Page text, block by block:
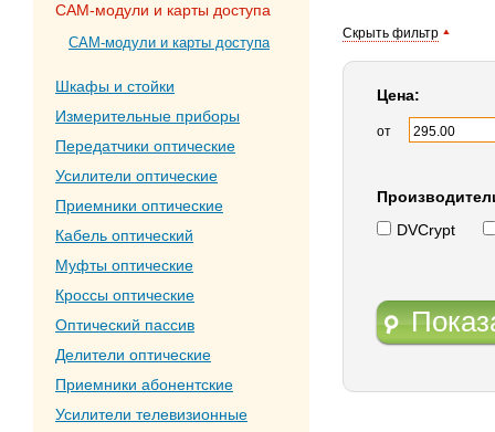
CAM-модули и карты доступа
CAM-модули и карты доступа
Шкафы и стойки
Измерительные приборы
Передатчики оптические
Усилители оптические
Приемники оптические
Кабель оптический
Муфты оптические
Кроссы оптические
Оптический пассив
Делители оптические
Приемники абонентские
Усилители телевизионные
Скрыть фильтр
Цена:
от
DVCrypt